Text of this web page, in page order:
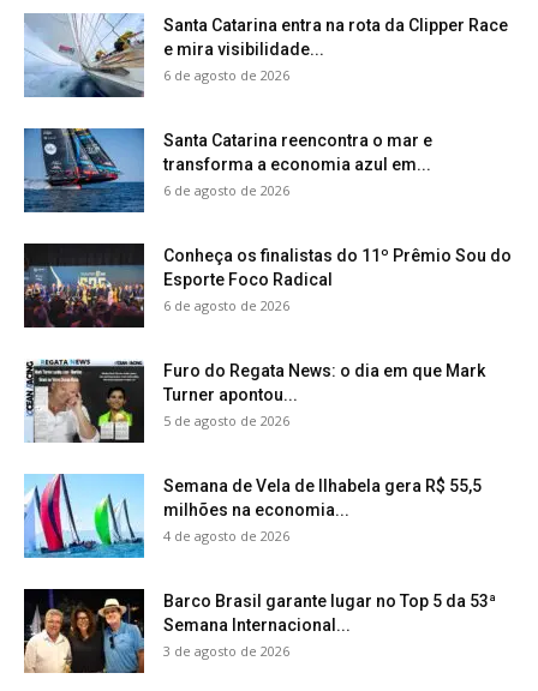
Santa Catarina entra na rota da Clipper Race
e mira visibilidade...
6 de agosto de 2026
Santa Catarina reencontra o mar e
transforma a economia azul em...
6 de agosto de 2026
Conheça os finalistas do 11º Prêmio Sou do
Esporte Foco Radical
6 de agosto de 2026
Furo do Regata News: o dia em que Mark
Turner apontou...
5 de agosto de 2026
Semana de Vela de Ilhabela gera R$ 55,5
milhões na economia...
4 de agosto de 2026
Barco Brasil garante lugar no Top 5 da 53ª
Semana Internacional...
3 de agosto de 2026